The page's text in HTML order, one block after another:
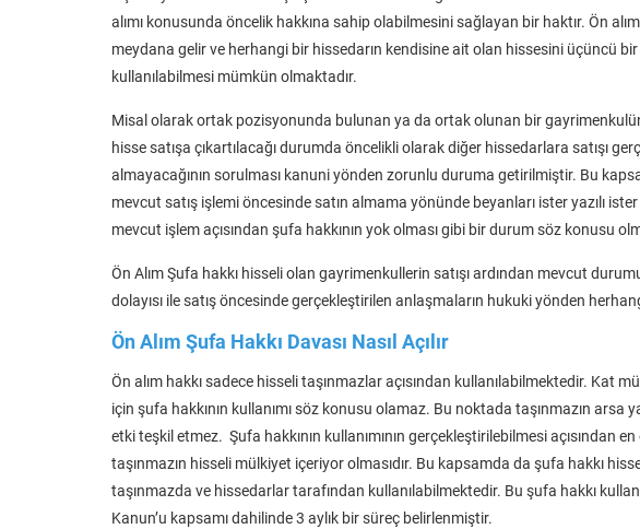
alımı konusunda öncelik hakkına sahip olabilmesini sağlayan bir haktır. Ön
meydana gelir ve herhangi bir hissedarın kendisine ait olan hissesini üçüncü bir
kullanılabilmesi mümkün olmaktadır.
Misal olarak ortak pozisyonunda bulunan ya da ortak olunan bir
hisse satışa çıkartılacağı durumda öncelikli olarak diğer hissedarlara satışı
almayacağının sorulması kanuni yönden zorunlu duruma getirilmiştir. Bu
mevcut satış işlemi öncesinde satın almama yönünde beyanları ister yazılı
mevcut işlem açısından şufa hakkının yok olması gibi bir durum söz konusu
Ön Alım Şufa hakkı hisseli olan gayrimenkullerin satışı ardından mevcut
dolayısı ile satış öncesinde gerçekleştirilen anlaşmaların hukuki yönden
Ön Alım Şufa Hakkı Davası Nasıl Açılır
Ön alım hakkı sadece hisseli taşınmazlar açısından kullanılabilmektedir. Kat
için şufa hakkının kullanımı söz konusu olamaz. Bu noktada taşınmazın arsa
etki teşkil etmez. Şufa hakkının kullanımının gerçekleştirilebilmesi açısından
taşınmazın hisseli mülkiyet içeriyor olmasıdır. Bu kapsamda da şufa hakkı
taşınmazda ve hissedarlar tarafından kullanılabilmektedir. Bu şufa hakkı
Kanun’u kapsamı dahilinde 3 aylık bir süreç belirlenmiştir.